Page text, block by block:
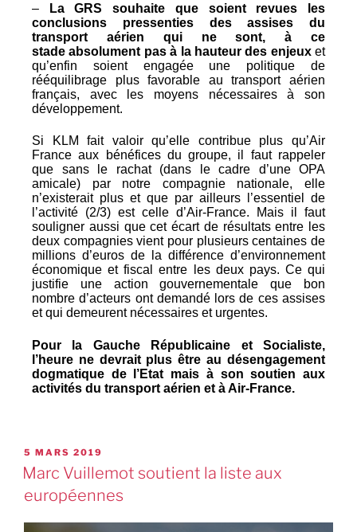
–
La GRS souhaite que soient revues les
conclusions pressenties des assises du
transport aérien qui ne sont, à ce
stade absolument pas à la hauteur des enjeuxet
qu’enfin soient engagée une politique de
rééquilibrage plus favorable au transport aérien
français, avec les moyens nécessaires à son
développement.
Si KLM fait valoir qu’elle contribue plus qu’Air
France aux bénéfices du groupe, il faut rappeler
que sans le rachat (dans le cadre d’une OPA
amicale) par notre compagnie nationale, elle
n’existerait plus et que par ailleurs l’essentiel de
l’activité (2/3) est celle d’Air-France. Mais il faut
souligner aussi que cet écart de résultats entre les
deux compagnies vient pour plusieurs centaines de
millions d’euros de la différence d’environnement
économique et fiscal entre les deux pays. Ce qui
justifie une action gouvernementale que bon
nombre d’acteurs ont demandé lors de ces assises
et qui demeurent nécessaires et urgentes.
Pour la Gauche Républicaine et Socialiste,
l’heure ne devrait plus être au désengagement
dogmatique de l’Etat mais à son soutien aux
activités du transport aérien et à Air-France.
5 MARS 2019
Marc Vuillemot soutient la liste aux
européennes